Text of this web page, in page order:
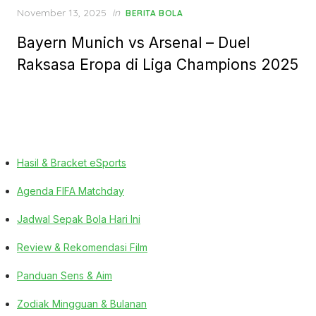
Posted
November 13, 2025 in BERITA BOLA
Bayern Munich vs Arsenal – Duel
Raksasa Eropa di Liga Champions 2025
Hasil & Bracket eSports
Agenda FIFA Matchday
Jadwal Sepak Bola Hari Ini
Review & Rekomendasi Film
Panduan Sens & Aim
Zodiak Mingguan & Bulanan